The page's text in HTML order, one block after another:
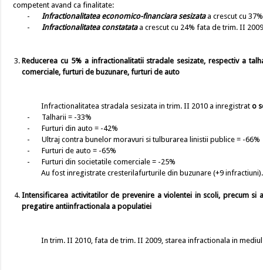
competent avand ca finalitate:
-
Infractionalitatea economico-financiara sesizataa crescut cu
-
Infractionalitatea constatataa crescut cu 24% fata de trim. II
Reducerea cu 5% a infractionalitatii stradale sesizate, respectiv a
comerciale, furturi de buzunare, furturi de auto
Infractionalitatea stradala sesizata in trim. II 2010 a inregistrato
-
Talharii = -33%
-
Furturi din auto = -42%
-
Ultraj contra bunelor moravuri si tulburarea linistii publice = -66%
-
Furturi de auto = -65%
-
Furturi din societatile comerciale = -25%
Au fost inregistrate cresterilafurturile din buzunare (+9 infractiuni).
Intensificarea activitatilor de prevenire a violentei in scoli, precum
pregatire antiinfractionala a populatiei
In trim. II 2010, fata de trim. II 2009, starea infractionala in